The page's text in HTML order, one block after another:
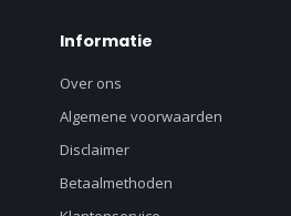
Informatie
Over ons
Algemene voorwaarden
Disclaimer
Betaalmethoden